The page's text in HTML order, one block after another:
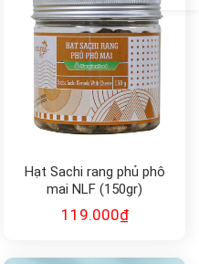
Hạt Sachi rang phủ phô
mai NLF (150gr)
119.000₫